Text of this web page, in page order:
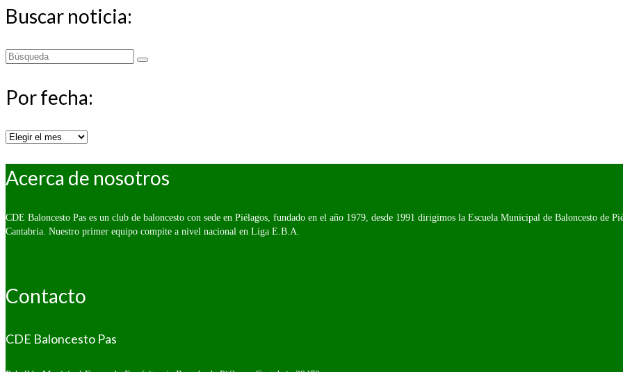
Buscar noticia:
Buscar
Por fecha:
Por
Acerca de nosotros
CDE Baloncesto Pas es un club de baloncesto con sede en Piélagos, fundado en el año 1979, desde 1991 dirigimos la Escuela Municipal de Baloncesto de
Cantabria. Nuestro primer equipo compite a nivel nacional en Liga E.B.A.
Contacto
CDE Baloncesto Pas